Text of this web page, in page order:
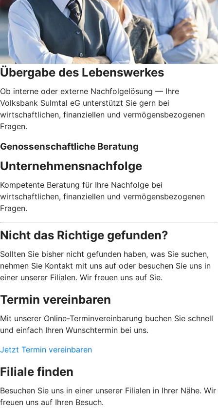
Übergabe des Lebenswerkes
Ob interne oder externe Nachfolgelösung — Ihre
Volksbank Sulmtal eG unterstützt Sie gern bei
wirtschaftlichen, finanziellen und vermögensbezogenen
Fragen.
Genossenschaftliche Beratung
Unternehmensnachfolge
Kompetente Beratung für Ihre Nachfolge bei
wirtschaftlichen, finanziellen und vermögensbezogenen
Fragen.
Nicht das Richtige gefunden?
Sollten Sie bisher nicht gefunden haben, was Sie suchen,
nehmen Sie Kontakt mit uns auf oder besuchen Sie uns in
einer unserer Filialen. Wir freuen uns auf Sie.
Termin vereinbaren
Mit unserer Online-Terminvereinbarung buchen Sie schnell
und einfach Ihren Wunschtermin bei uns.
Jetzt Termin vereinbaren
Filiale finden
Besuchen Sie uns in einer unserer Filialen in Ihrer Nähe. Wir
freuen uns auf Ihren Besuch.